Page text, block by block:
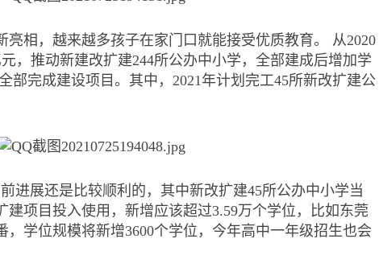
亮相，越来越多孩子在家门口就能接受优质教育。 从2020
，推动新建改扩建244所公办中小学，全部建成后增加学
部完成建设项目。其中，2021年计划完工45所新改扩建公
进展还是比较顺利的，其中新改扩建45所公办中小学当
建项目投入使用，新增应该超过3.59万个学位，比如东莞
，学位规模将新增3600个学位，今年高中一年级招生也会